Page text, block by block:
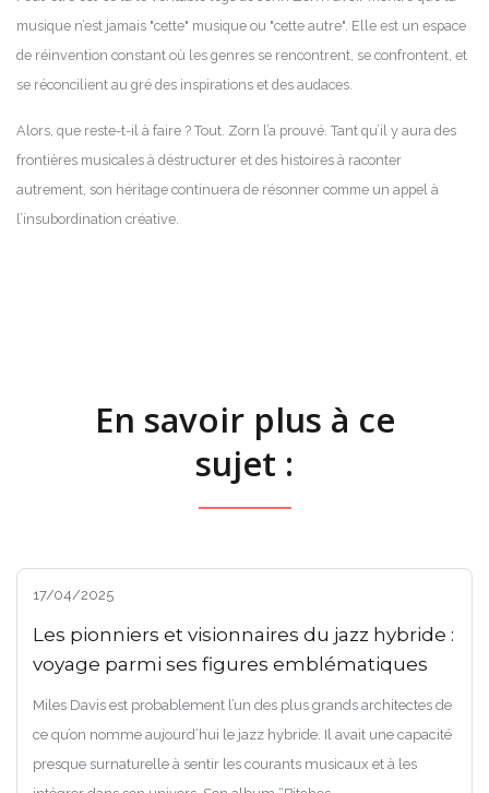
musique n’est jamais "cette" musique ou "cette autre". Elle est un espace
de réinvention constant où les genres se rencontrent, se confrontent, et
se réconcilient au gré des inspirations et des audaces.
Alors, que reste-t-il à faire ? Tout. Zorn l’a prouvé. Tant qu’il y aura des
frontières musicales à déstructurer et des histoires à raconter
autrement, son héritage continuera de résonner comme un appel à
l’insubordination créative.
En savoir plus à ce
sujet :
17/04/2025
Les pionniers et visionnaires du jazz hybride :
voyage parmi ses figures emblématiques
Miles Davis est probablement l’un des plus grands architectes de
ce qu’on nomme aujourd’hui le jazz hybride. Il avait une capacité
presque surnaturelle à sentir les courants musicaux et à les